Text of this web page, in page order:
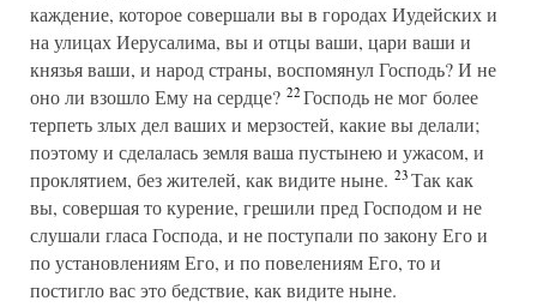
каждение, которое совершали вы в городах Иудейских и
на улицах Иерусалима, вы и отцы ваши, цари ваши и
князья ваши, и народ страны, воспомянул Господь? И не
оно ли взошло Ему на сердце? 22Господь не мог более
терпеть злых дел ваших и мерзостей, какие вы делали;
поэтому и сделалась земля ваша пустынею и ужасом, и
проклятием, без жителей, как видите ныне. 23Так как
вы, совершая то курение, грешили пред Господом и не
слушали гласа Господа, и не поступали по закону Его и
по установлениям Его, и по повелениям Его, то и
постигло вас это бедствие, как видите ныне.